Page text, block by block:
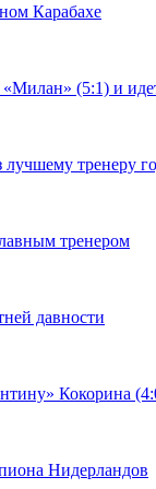
Карабахе
(5:1) и
тренеру
тренером
давности
Кокорина
Нидерландов